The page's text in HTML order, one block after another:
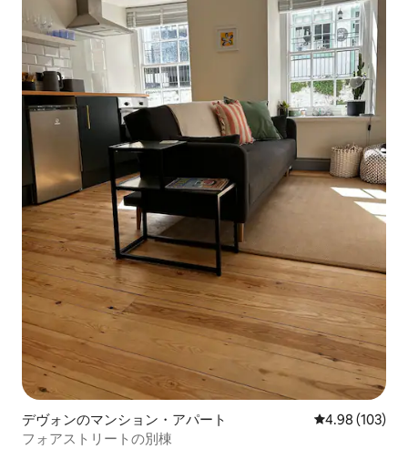
デヴォンのマンション・アパート レビュー103
4.98 (103)
フォアストリートの別棟